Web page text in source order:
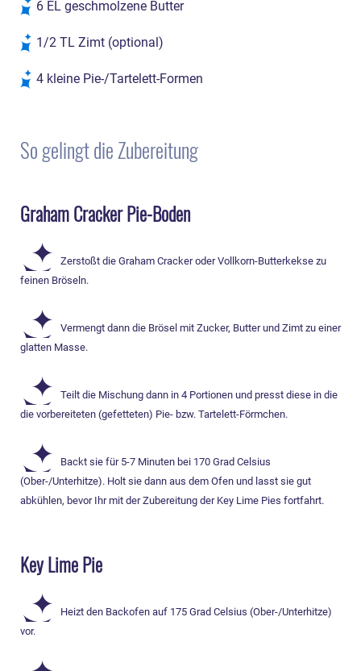
6 EL geschmolzene Butter
1/2 TL Zimt (optional)
4 kleine Pie-/Tartelett-Formen
So gelingt die Zubereitung
Graham Cracker Pie-Boden
Zerstoßt die Graham Cracker oder Vollkorn-Butterkekse zu
feinen Bröseln.
Vermengt dann die Brösel mit Zucker, Butter und Zimt zu einer
glatten Masse.
Teilt die Mischung dann in 4 Portionen und presst diese in die
die vorbereiteten (gefetteten) Pie- bzw. Tartelett-Förmchen.
Backt sie für 5-7 Minuten bei 170 Grad Celsius
(Ober-/Unterhitze). Holt sie dann aus dem Ofen und lasst sie gut
abkühlen, bevor Ihr mit der Zubereitung der Key Lime Pies fortfahrt.
Key Lime Pie
Heizt den Backofen auf 175 Grad Celsius (Ober-/Unterhitze)
vor.